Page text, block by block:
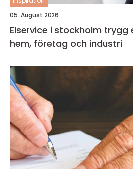
05. August 2026
Elservice i stockholm trygg el i vardagen för
hem, företag och industri